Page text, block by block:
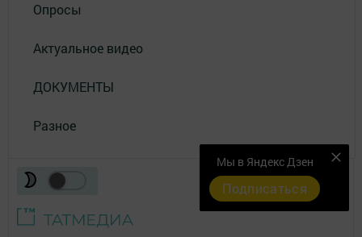
Опросы
Актуальное видео
ДОКУМЕНТЫ
Разное
Мы в Яндекс Дзен
Подписаться